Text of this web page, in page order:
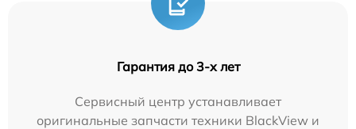
Гарантия до 3-х лет
Сервисный центр устанавливает
оригинальные запчасти техники BlackView и